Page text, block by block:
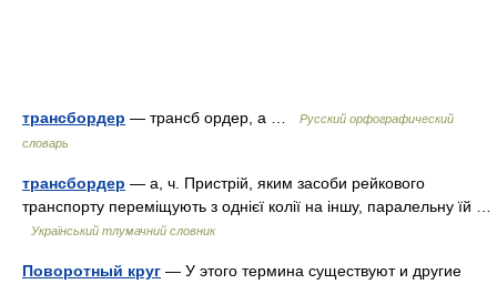
трансбордер — трансб ордер, а …
Русский орфографический
словарь
трансбордер — а, ч. Пристрій, яким засоби рейкового
транспорту переміщують з однієї колії на іншу, паралельну їй …
Український тлумачний словник
Поворотный круг — У этого термина существуют и другие